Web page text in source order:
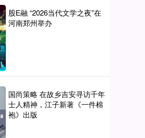
股E融 “2026当代文学之夜”在
河南郑州举办
国尚策略 在故乡吉安寻访千年
士人精神，江子新著《一件棉
袍》出版